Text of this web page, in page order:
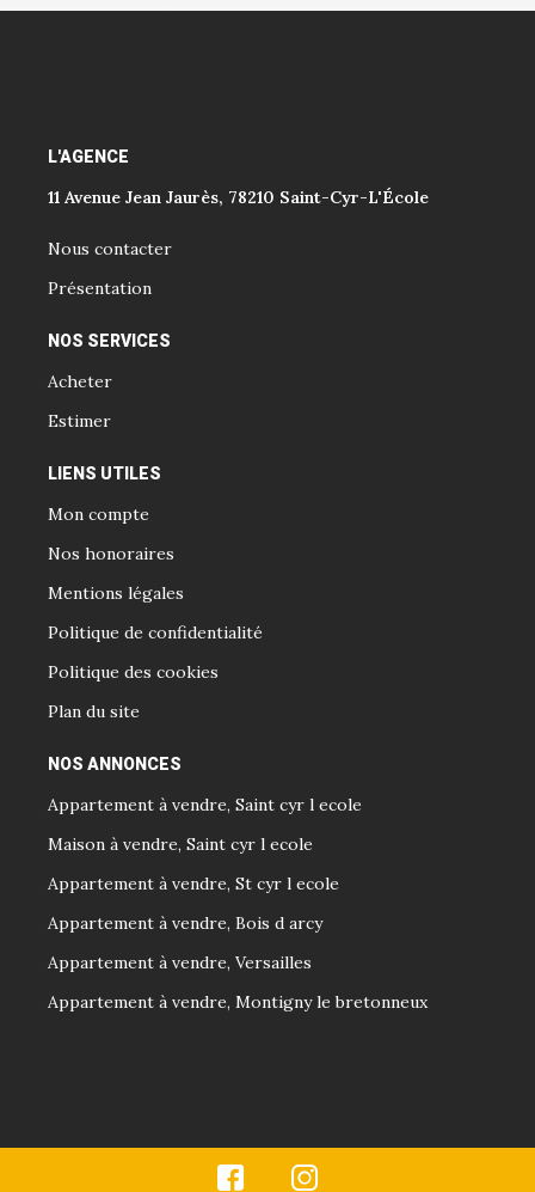
L'AGENCE
11 Avenue Jean Jaurès, 78210 Saint-Cyr-L'École
Nous contacter
Présentation
NOS SERVICES
Acheter
Estimer
LIENS UTILES
Mon compte
Nos honoraires
Mentions légales
Politique de confidentialité
Politique des cookies
Plan du site
NOS ANNONCES
Appartement à vendre, Saint cyr l ecole
Maison à vendre, Saint cyr l ecole
Appartement à vendre, St cyr l ecole
Appartement à vendre, Bois d arcy
Appartement à vendre, Versailles
Appartement à vendre, Montigny le bretonneux